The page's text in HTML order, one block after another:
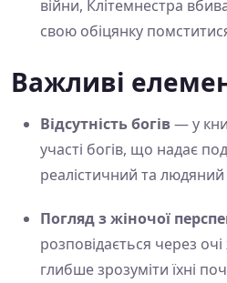
війни, Клітемнестра
свою обіцянку
Важливі
Відсутність богів— у
участі богів, що надає
реалістичний та людяний
Погляд з жіночої
розповідається через
глибше зрозуміти їхні